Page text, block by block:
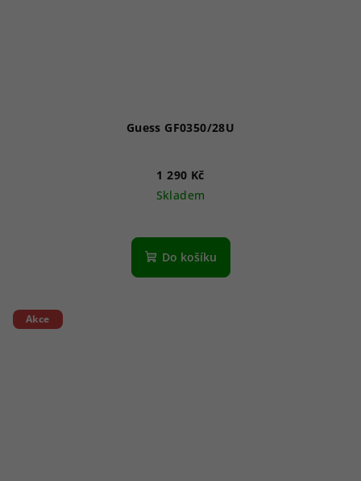
Guess GF0350/28U
1 290 Kč
Skladem
Do košíku
Akce